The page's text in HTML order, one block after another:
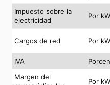
Impuesto sobre la
electricidad
Por
Cargos de red Por
IVA
Margen del
Por